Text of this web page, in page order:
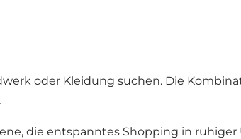
oder Kleidung suchen. Die
die entspanntes Shopping in